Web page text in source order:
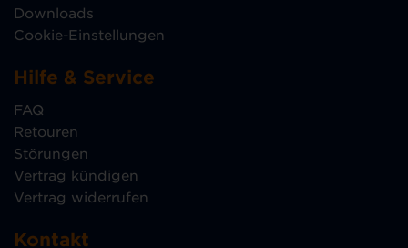
Downloads
Cookie-Einstellungen
Hilfe & Service
FAQ
Retouren
Störungen
Vertrag kündigen
Vertrag widerrufen
Kontakt